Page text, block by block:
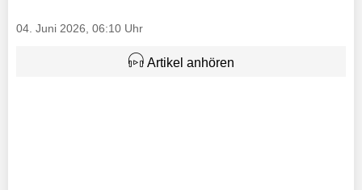
04. Juni 2026, 06:10 Uhr
Artikel anhören